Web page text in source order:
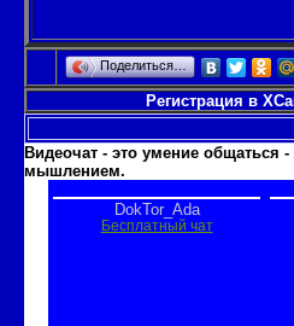
Поделиться…
Регистрация в
Видеочат - это умение общаться
мышлением.